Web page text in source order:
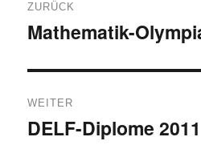
ZURÜCK
Vorheriger
Mathematik-
WEITER
Nächster
DELF-Diplome